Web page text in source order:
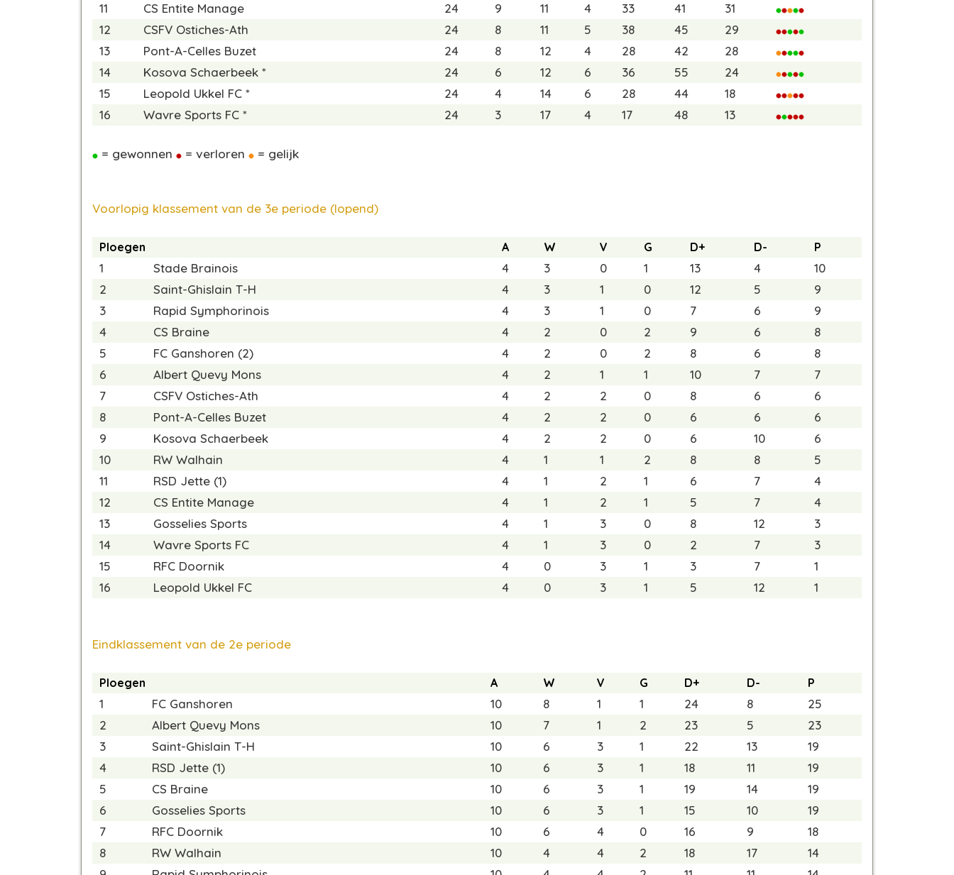
11
CS Entite Manage 24 9 11 4 33 41
31
12
CSFV Ostiches-Ath 24 8 11 5 38 45
29
13
Pont-A-Celles Buzet 24 8 12 4 28 42
28
14
Kosova Schaerbeek * 24 6 12 6 36 55
24
15
Leopold Ukkel FC * 24 4 14 6 28 44
18
16
Wavre Sports FC * 24 3 17 4 17 48 13
= gewonnen = verloren = gelijk
Voorlopig klassement van de 3e periode (lopend)
Ploegen A W V G D+ D- P
1 Stade Brainois 4 3 0 1 13 4
10
2
Saint-Ghislain T-H 4 3 1 0 12 5
9
3
Rapid Symphorinois 4 3 1 0 7 6
9
4
CS Braine 4 2 0 2 9 6
8
5
FC Ganshoren (2) 4 2 0 2 8 6
8
6
Albert Quevy Mons 4 2 1 1 10 7
7
7
CSFV Ostiches-Ath 4 2 2 0 8 6
6
8
Pont-A-Celles Buzet 4 2 2 0 6 6
6
9
Kosova Schaerbeek 4 2 2 0 6 10
6
10
RW Walhain 4 1 1 2 8 8
5
11
RSD Jette (1) 4 1 2 1 6 7
4
12
CS Entite Manage 4 1 2 1 5 7
4
13
Gosselies Sports 4 1 3 0 8 12
3
14
Wavre Sports FC 4 1 3 0 2 7
3
15
RFC Doornik 4 0 3 1 3 7
1
16
Leopold Ukkel FC 4 0 3 1 5 12 1
Eindklassement van de 2e periode
Ploegen A W V G D+ D- P
1 FC Ganshoren 10 8 1 1 24 8
25
2
Albert Quevy Mons 10 7 1 2 23 5
23
3
Saint-Ghislain T-H 10 6 3 1 22 13
19
4
RSD Jette (1) 10 6 3 1 18 11
19
5
CS Braine 10 6 3 1 19 14
19
6
Gosselies Sports 10 6 3 1 15 10
19
7
RFC Doornik 10 6 4 0 16 9
18
8
RW Walhain 10 4 4 2 18 17
14